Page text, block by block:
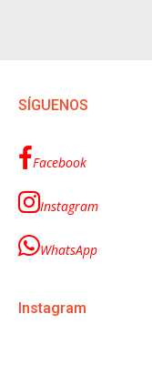
SÍGUENOS
Facebook
Instagram
WhatsApp
Instagram